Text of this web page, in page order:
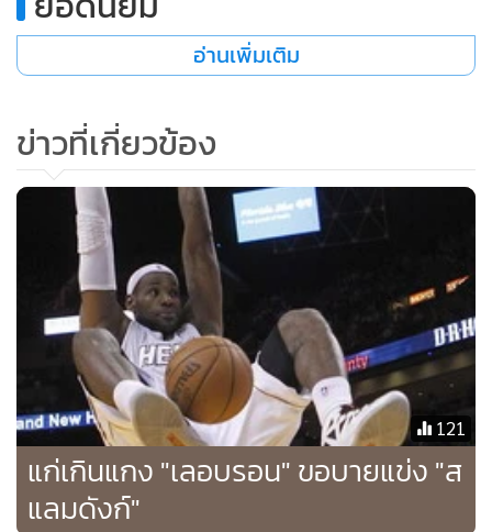
อ่านเพิ่มเติม
ข่าวที่เกี่ยวข้อง
121
แก่เกินแกง "เลอบรอน" ขอบายแข่ง "ส
แลมดังก์"